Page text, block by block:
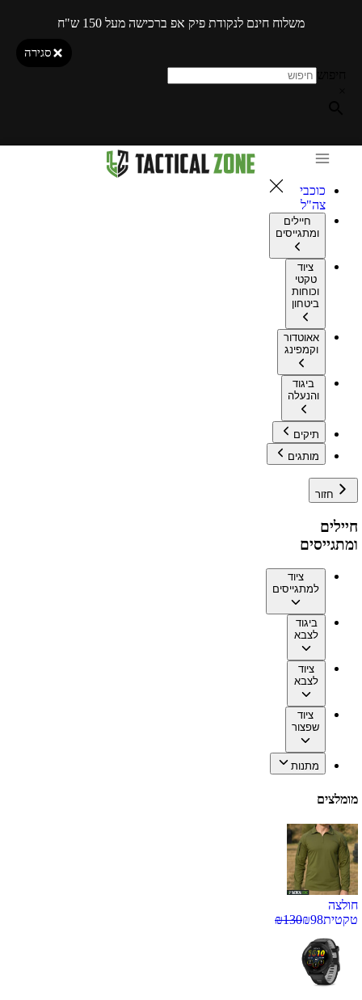
משלוח חינם לנקודת פיק אפ ברכישה מעל 150 ש"ח
סגירה
כוכבי
צה"ל
חיילים
ומתגייסים
ציוד
טקטי
וכוחות
ביטחון
אאוטדור
וקמפינג
ביגוד
והנעלה
תיקים
מותגים
חזור
חיילים
ומתגייסים
ציוד
למתגייסים
ביגוד
לצבא
ציוד
לצבא
ציוד
שפצור
מתנות
מומלצים
חולצה
טקטית
₪98
₪130